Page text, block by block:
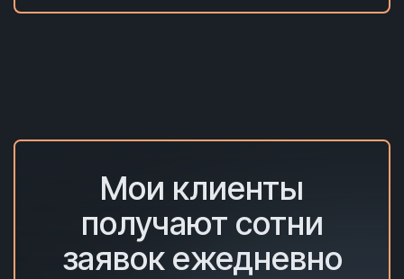
Мои клиенты
получают сотни
заявок ежедневно